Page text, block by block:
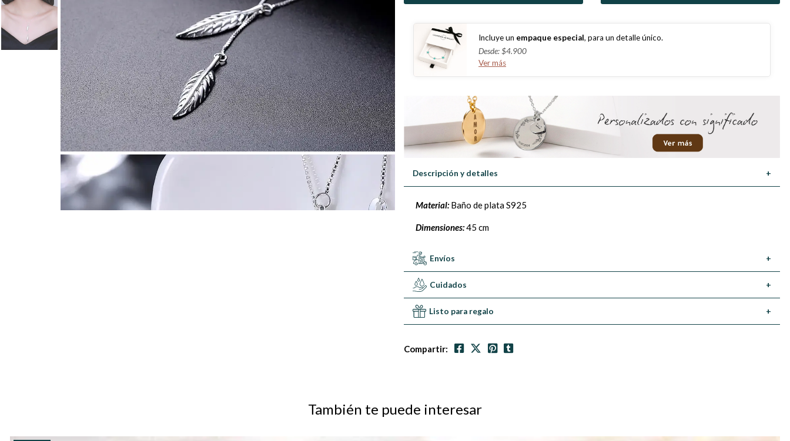
Incluye un empaque especial, para un detalle único.
Desde: $4.900
Ver más
Descripción y detalles +
Material:Baño de plata S925
Dimensiones:45 cm
Envíos +
Cuidados +
Listo para regalo +
Compartir:
También te puede interesar